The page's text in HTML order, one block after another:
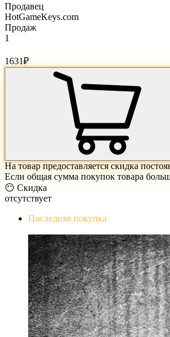
Продавец
HotGameKeys.com
Продаж
1
1631₽
На товар предоставляется скидка
Если общая сумма покупок товара
😶 Скидка
отсутствует
Последняя покупка